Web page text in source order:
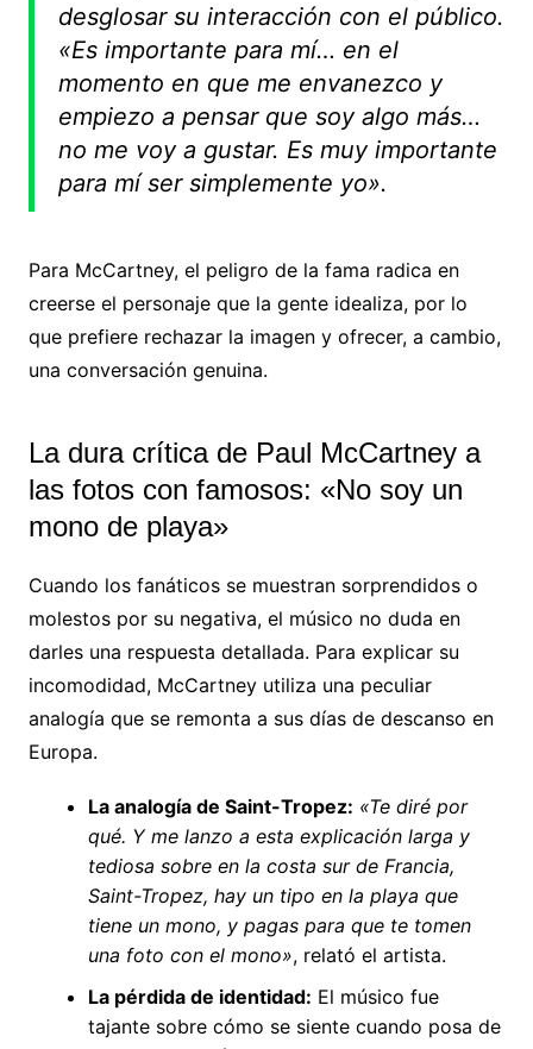
desglosar su interacción con el público.
«Es importante para mí… en el
momento en que me envanezco y
empiezo a pensar que soy algo más…
no me voy a gustar. Es muy importante
para mí ser simplemente yo».
Para McCartney, el peligro de la fama radica en
creerse el personaje que la gente idealiza, por lo
que prefiere rechazar la imagen y ofrecer, a cambio,
una conversación genuina.
La dura crítica de Paul McCartney a
las fotos con famosos: «No soy un
mono de playa»
Cuando los fanáticos se muestran sorprendidos o
molestos por su negativa, el músico no duda en
darles una respuesta detallada. Para explicar su
incomodidad, McCartney utiliza una peculiar
analogía que se remonta a sus días de descanso en
Europa.
La analogía de Saint-Tropez: «Te diré por
qué. Y me lanzo a esta explicación larga y
tediosa sobre en la costa sur de Francia,
Saint-Tropez, hay un tipo en la playa que
tiene un mono, y pagas para que te tomen
una foto con el mono», relató el artista.
La pérdida de identidad: El músico fue
tajante sobre cómo se siente cuando posa de